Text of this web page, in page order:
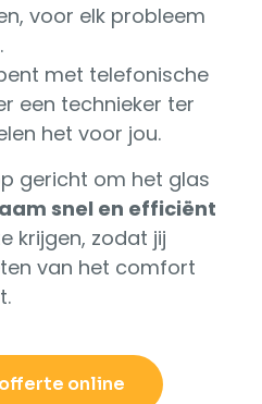
voor elk probleem
met telefonische
een technieker ter
het voor jou.
gericht om het glas
snel en efficiënt
krijgen, zodat jij
van het comfort
online